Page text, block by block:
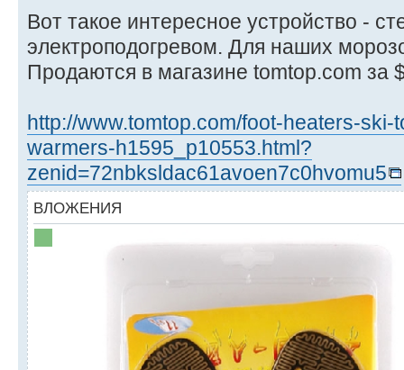
Вот такое интересное устройство -
электроподогревом. Для наших
Продаются в магазине tomtop.com за
http://www.tomtop.com/foot-heaters-
warmers-h1595_p10553.html?
zenid=72nbksldac61avoen7c0hvomu5
ВЛОЖЕНИЯ